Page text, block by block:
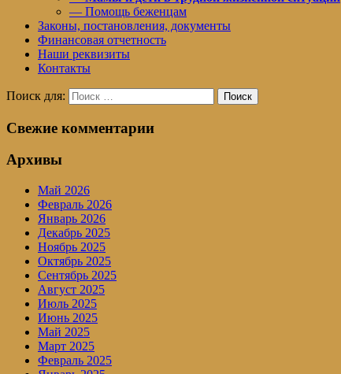
— Помощь беженцам
Законы, постановления, документы
Финансовая отчетность
Наши реквизиты
Контакты
Поиск для: Поиск
Свежие комментарии
Архивы
Май 2026
Февраль 2026
Январь 2026
Декабрь 2025
Ноябрь 2025
Октябрь 2025
Сентябрь 2025
Август 2025
Июль 2025
Июнь 2025
Май 2025
Март 2025
Февраль 2025